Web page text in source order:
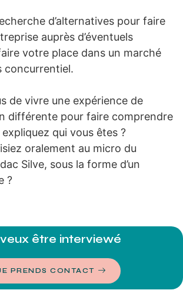
d’alternatives pour faire
auprès d’éventuels
votre place dans un marché
concurrentiel.
de vivre une expérience de
différente pour faire comprendre
qui vous êtes ?
oralement au micro du
Silve, sous la forme d’un
?
être interviewé
PRENDS CONTACT